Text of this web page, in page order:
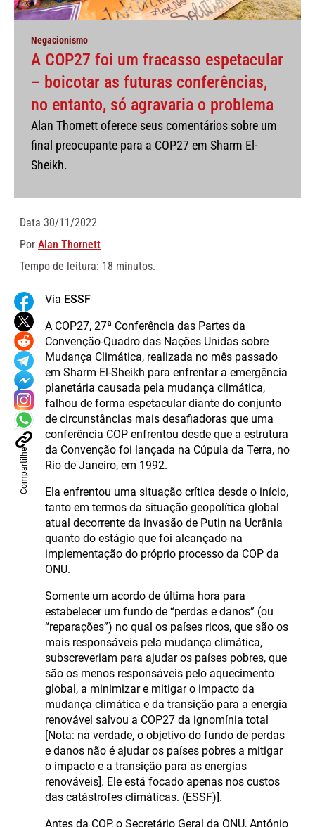
Negacionismo
A COP27 foi um fracasso espetacular
– boicotar as futuras conferências,
no entanto, só agravaria o problema
Alan Thornett oferece seus comentários sobre um
final preocupante para a COP27 em Sharm El-
Sheikh.
Data 30/11/2022
Por Alan Thornett
Tempo de leitura: 18 minutos.
Compartilhe
Via ESSF
A COP27, 27ª Conferência das Partes da
Convenção-Quadro das Nações Unidas sobre
Mudança Climática, realizada no mês passado
em Sharm El-Sheikh para enfrentar a emergência
planetária causada pela mudança climática,
falhou de forma espetacular diante do conjunto
de circunstâncias mais desafiadoras que uma
conferência COP enfrentou desde que a estrutura
da Convenção foi lançada na Cúpula da Terra, no
Rio de Janeiro, em 1992.
Ela enfrentou uma situação crítica desde o início,
tanto em termos da situação geopolítica global
atual decorrente da invasão de Putin na Ucrânia
quanto do estágio que foi alcançado na
implementação do próprio processo da COP da
ONU.
Somente um acordo de última hora para
estabelecer um fundo de “perdas e danos” (ou
“reparações”) no qual os países ricos, que são os
mais responsáveis pela mudança climática,
subscreveriam para ajudar os países pobres, que
são os menos responsáveis pelo aquecimento
global, a minimizar e mitigar o impacto da
mudança climática e da transição para a energia
renovável salvou a COP27 da ignomínia total
[Nota: na verdade, o objetivo do fundo de perdas
e danos não é ajudar os países pobres a mitigar
o impacto e a transição para as energias
renováveis]. Ele está focado apenas nos custos
das catástrofes climáticas. (ESSF)].
Antes da COP, o Secretário Geral da ONU, António